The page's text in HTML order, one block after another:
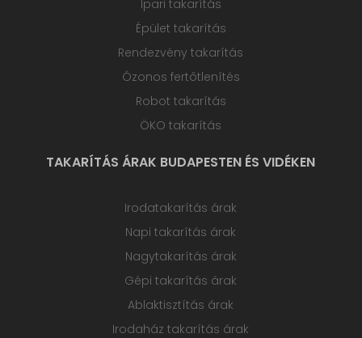
Ipari takarítás
Épület takarítás
Rendezvény takarítás
Ózonos fertőtlenítés
Robot takarítás
ÖKO takarítás
TAKARÍTÁS ÁRAK BUDAPESTEN ÉS VIDÉKEN
Irodatakarítás árak
Napi takarítás árak
Nagytakarítás árak
Gépi takarítás árak
Ablaktisztítás árak
Irodaház takarítás árak